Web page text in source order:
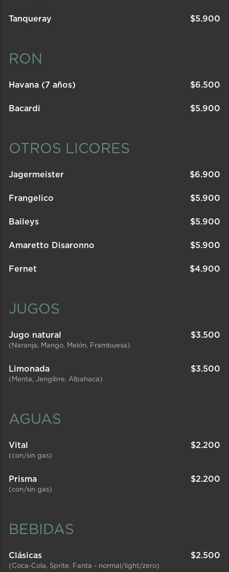
Tanqueray $5.900
RON
Havana (7 años) $6.500
Bacardi $5.900
OTROS LICORES
Jagermeister $6.900
Frangelico $5.900
Baileys $5.900
Amaretto Disaronno $5.900
Fernet $4.900
JUGOS
Jugo natural $3.500
(Naranja, Mango, Melón, Frambuesa)
Limonada $3.500
(Menta, Jengibre, Albahaca)
AGUAS
Vital $2.200
(con/sin gas)
Prisma $2.200
(con/sin gas)
BEBIDAS
Clásicas $2.500
(Coca-Cola, Sprite, Fanta - normal/light/zero)